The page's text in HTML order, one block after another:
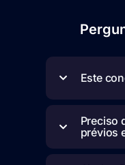
Este
Preciso
prévios